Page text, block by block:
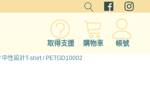
取得支援 購物車 帳號
中性設計T-shirt/ PETGD10002